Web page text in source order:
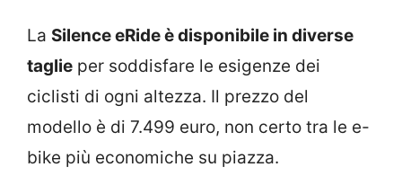
La Silence eRide è disponibile in diverse
taglie per soddisfare le esigenze dei
ciclisti di ogni altezza. Il prezzo del
modello è di 7.499 euro, non certo tra le e-
bike più economiche su piazza.